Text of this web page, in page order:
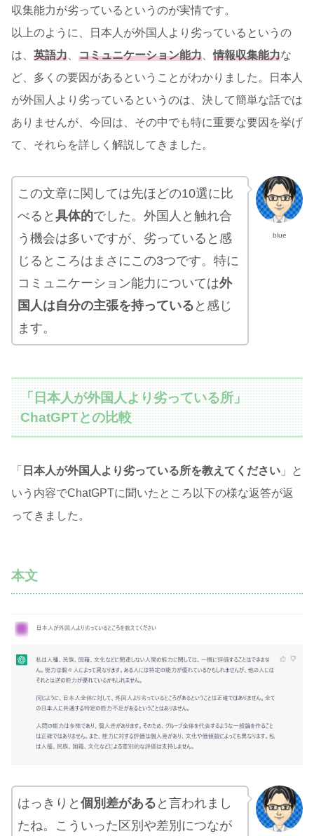
収集能力が劣っているというのが実情です。
以上のように、日本人が外国人より劣っているというの
は、 英語力 コミュニケーション能力 、情報収集能力な
ど、多くの要因があるということがわかりました。日本人
が外国人より劣っているというのは、決して簡単な話では
ありませんが、今回は、その中でも特に重要な要因を挙げ
て、それらを詳しく解説してきました。
blue
この文章に関しては先ほどの10選に比
べると 具体的でした。外国人と触れ合
う機会は多いですが、劣っていると感
じるところはまさにこの3つです。特に
コミュニケーション能力については外
国人は自分の主張を持っている と感じ
ます。
「日本人が外国人より劣っている所」
ChatGPTとの比較
「 日本人が外国人より劣っている所を教えてください 」と
いう内容でChatGPTに聞いたところ以下の様な返答が返
ってきました。
本文
はっきりと 個別差がある と言われまし
たね。こういった区別や差別につなが